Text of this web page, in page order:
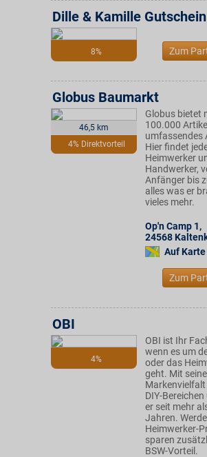
8%
Dille & Kamille Gutschein
Zum
46,5 km
4% Direktvorteil
Globus Baumarkt
Globus bietet
100.000
umfassendes
Hier findet
Heimwerker
Handwerker,
Anfänger bis
alles was er
vieles mehr.
Op'n Camp 1,
24568
Auf
Zum
4%
OBI
OBI ist Ihr
wenn es um
oder das
geht. Mit
Markenvielfalt
DIY-
er seit mehr
Jahren.
Heimwerker-
sparen
BSW-Vorteil.